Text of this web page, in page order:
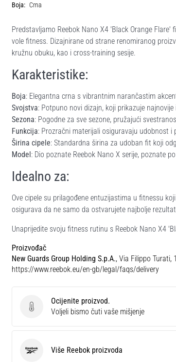
Boja: Crna
Predstavljamo Reebok Nano X4 'Black Orange
vole fitness. Dizajnirane od strane renomiranog
kružnu obuku, kao i cross-training sesije.
Karakteristike:
Boja: Elegantna crna s vibrantnim narančastim
Svojstva: Potpuno novi dizajn, koji prikazuje
Sezona: Pogodne za sve sezone, pružajući
Funkcija: Prozračni materijali osiguravaju udobnost
Širina cipele: Standardna širina za udoban fit koji
Model: Dio poznate Reebok Nano X serije, poznate
Idealno za:
Ove cipele su prilagođene entuzijastima u fitnessu
osigurava da ne samo da ostvarujete najbolje
Unaprijedite svoju fitness rutinu s Reebok Nano X4
Proizvođač
New Guards Group Holding S.p.A., Via Filippo Turati,
https://www.reebok.eu/en-gb/legal/faqs/delivery
Ocijenite proizvod.
Ocijenite proizvod.
Voljeli bismo čuti vaše mišjenje
ReebokViše Reebok proizvoda